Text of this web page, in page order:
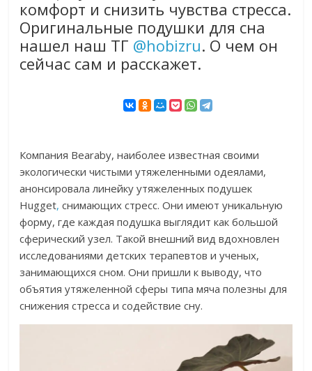
комфорт и снизить чувства стресса.
Оригинальные подушки для сна
нашел наш ТГ @hobizru. О чем он
сейчас сам и расскажет.
Компания Bearaby, наиболее известная своими
экологически чистыми утяжеленными одеялами,
анонсировала линейку утяжеленных подушек
Hugget, снимающих стресс. Они имеют уникальную
форму, где каждая подушка выглядит как большой
сферический узел. Такой внешний вид вдохновлен
исследованиями детских терапевтов и ученых,
занимающихся сном. Они пришли к выводу, что
объятия утяжеленной сферы типа мяча полезны для
снижения стресса и содействие сну.